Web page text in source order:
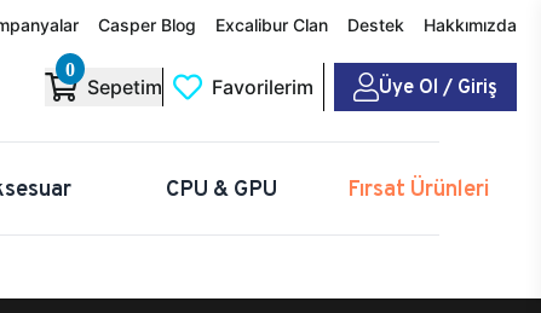
Casper Blog Excalibur Clan Destek Hakkımızda
0
Sepetim Favorilerim Üye Ol / Giriş
CPU & GPU Fırsat Ürünleri